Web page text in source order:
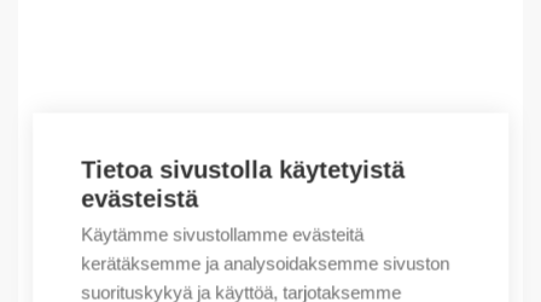
Tietoa sivustolla käytetyistä
evästeistä
Käytämme sivustollamme evästeitä
kerätäksemme ja analysoidaksemme sivuston
suorituskykyä ja käyttöä, tarjotaksemme
Outlet – Erikoishinnat
(X) SPS 90-264 VAC/12-15 VDC-7-6 A
49,59€/ myyntierä
Myyntierä sis. 1 kpl